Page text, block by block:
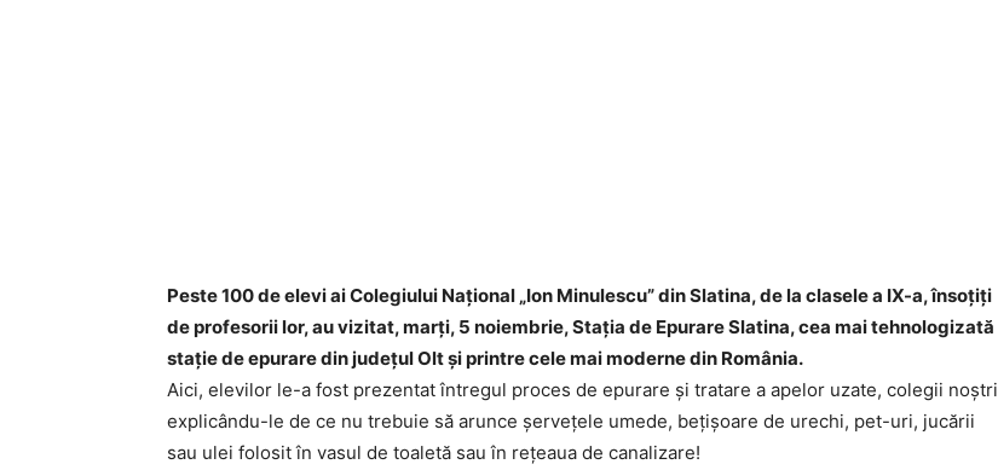
Peste 100 de elevi ai Colegiului Național „Ion Minulescu” din Slatina, de la clasele a IX-a, însoțiți
de profesorii lor, au vizitat, marți, 5 noiembrie, Stația de Epurare Slatina, cea mai tehnologizată
stație de epurare din județul Olt și printre cele mai moderne din România.
Aici, elevilor le-a fost prezentat întregul proces de epurare și tratare a apelor uzate, colegii noștri
explicându-le de ce nu trebuie să arunce șervețele umede, bețișoare de urechi, pet-uri, jucării
sau ulei folosit în vasul de toaletă sau în rețeaua de canalizare!